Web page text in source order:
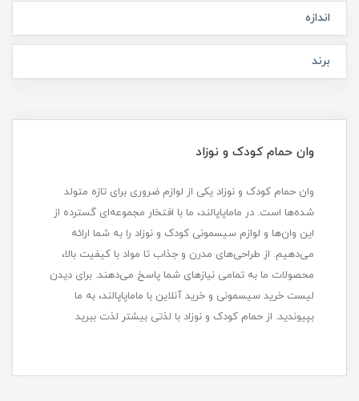
اندازه
برند
وان حمام کودک و نوزاد
وان حمام کودک و نوزاد یکی از لوازم ضروری برای تازه متولد
شده‌ها است. در ماماپاپالند، ما با افتخار مجموعه‌ای گسترده از
این وان‌ها و لوازم سیسمونی کودک و نوزاد را به شما ارائه
می‌دهیم. از طراحی‌های مدرن و جذاب تا مواد با کیفیت بالا،
محصولات ما به تمامی نیازهای شما پاسخ می‌دهند. برای دیدن
لیست خرید سیسمونی و خرید آنلاین با ماماپاپالند، به ما
بپیوندید. از حمام کودک و نوزاد با لذتی بیشتر لذت ببرید